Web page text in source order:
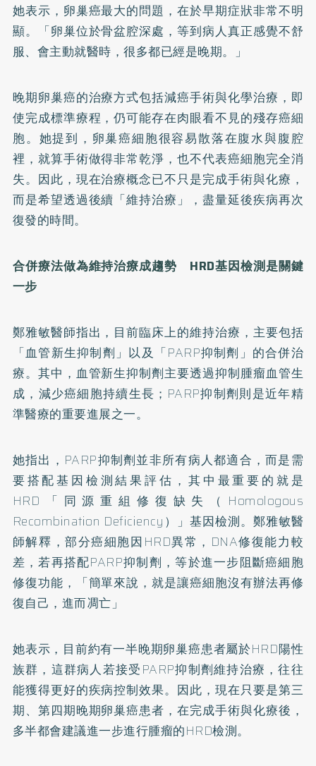
她表示，卵巢癌最大的問題，在於早期症狀非常不明
顯。「卵巢位於骨盆腔深處，等到病人真正感覺不舒
服、會主動就醫時，很多都已經是晚期。」
晚期卵巢癌的治療方式包括減癌手術與化學治療，即
使完成標準療程，仍可能存在肉眼看不見的殘存癌細
胞。她提到，卵巢癌細胞很容易散落在腹水與腹腔
裡，就算手術做得非常乾淨，也不代表癌細胞完全消
失。因此，現在治療概念已不只是完成手術與化療，
而是希望透過後續「維持治療」，盡量延後疾病再次
復發的時間。
合併療法做為維持治療成趨勢 HRD基因檢測是關鍵
一步
鄭雅敏醫師指出，目前臨床上的維持治療，主要包括
「血管新生抑制劑」以及「PARP抑制劑」的合併治
療。其中，血管新生抑制劑主要透過抑制腫瘤血管生
成，減少癌細胞持續生長；PARP抑制劑則是近年精
準醫療的重要進展之一。
她指出，PARP抑制劑並非所有病人都適合，而是需
要搭配基因檢測結果評估，其中最重要的就是
HRD「同源重組修復缺失（Homologous
Recombination Deficiency）」基因檢測。鄭雅敏醫
師解釋，部分癌細胞因HRD異常，DNA修復能力較
差，若再搭配PARP抑制劑，等於進一步阻斷癌細胞
修復功能，「簡單來說，就是讓癌細胞沒有辦法再修
復自己，進而凋亡」
她表示，目前約有一半晚期卵巢癌患者屬於HRD陽性
族群，這群病人若接受PARP抑制劑維持治療，往往
能獲得更好的疾病控制效果。因此，現在只要是第三
期、第四期晚期卵巢癌患者，在完成手術與化療後，
多半都會建議進一步進行腫瘤的HRD檢測。